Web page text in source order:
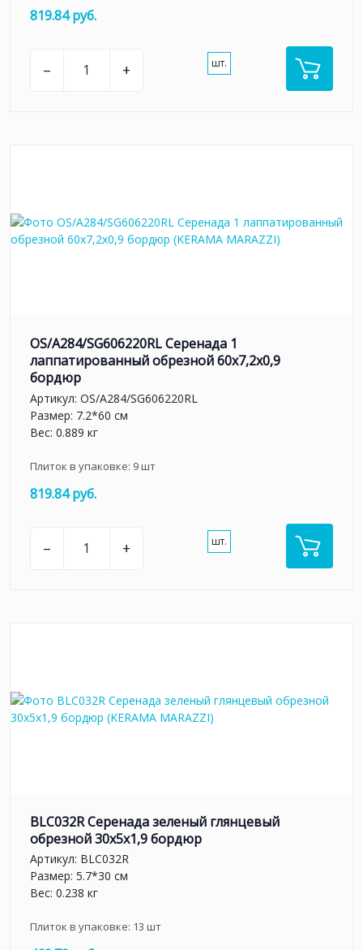
819.84 руб.
– + шт.
OS/A284/SG606220RL Серенада 1
лаппатированный обрезной 60x7,2x0,9
бордюр
Артикул: OS/A284/SG606220RL
Размер: 7.2*60 см
Вес: 0.889 кг
Плиток в упаковке: 9шт
819.84 руб.
– + шт.
BLC032R Серенада зеленый глянцевый
обрезной 30x5x1,9 бордюр
Артикул: BLC032R
Размер: 5.7*30 см
Вес: 0.238 кг
Плиток в упаковке: 13 шт